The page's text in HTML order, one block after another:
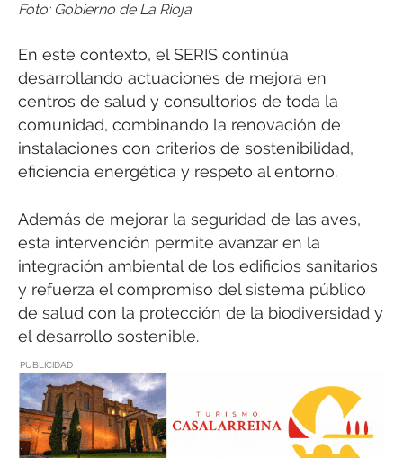
Foto: Gobierno de La Rioja
En este contexto, el SERIS continúa
desarrollando actuaciones de mejora en
centros de salud y consultorios de toda la
comunidad, combinando la renovación de
instalaciones con criterios de sostenibilidad,
eficiencia energética y respeto al entorno.
Además de mejorar la seguridad de las aves,
esta intervención permite avanzar en la
integración ambiental de los edificios sanitarios
y refuerza el compromiso del sistema público
de salud con la protección de la biodiversidad y
el desarrollo sostenible.
PUBLICIDAD